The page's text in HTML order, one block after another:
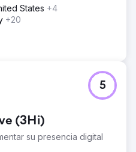
States +4
+20
(3Hi)
su presencia digital
5